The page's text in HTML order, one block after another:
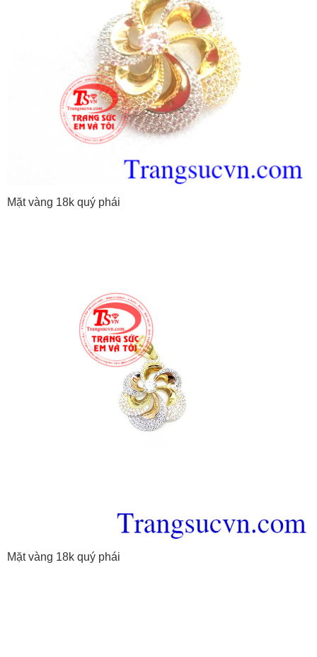
Mặt vàng 18k quý phái
Mặt vàng 18k quý phái